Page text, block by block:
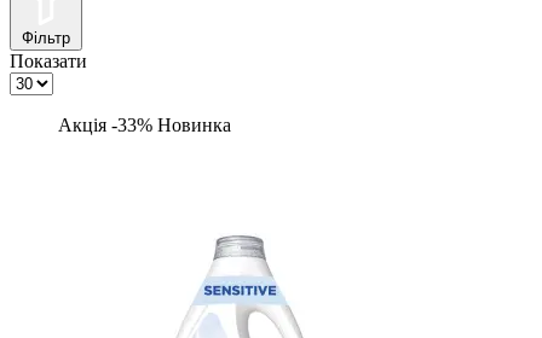
Фільтр
Показати
Акція -33% Новинка